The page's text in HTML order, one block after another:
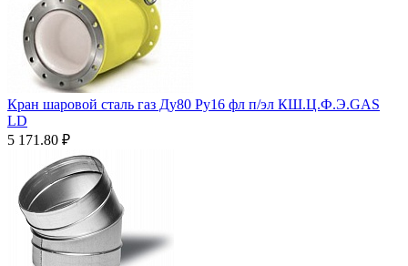
Кран шаровой сталь газ Ду80 Ру16 фл п/эл КШ.Ц.Ф.Э.GAS
LD
5 171.80 ₽